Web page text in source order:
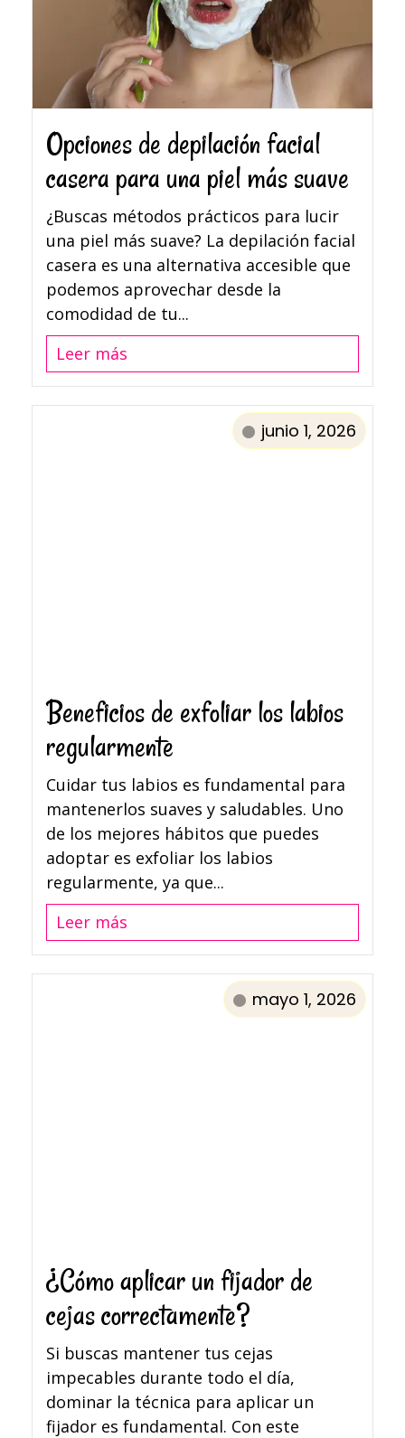
Opciones de depilación facial
casera para una piel más suave
¿Buscas métodos prácticos para lucir
una piel más suave? La depilación facial
casera es una alternativa accesible que
podemos aprovechar desde la
comodidad de tu...
Leer más
Beneficios de exfoliar los labios
regularmente
junio 1, 2026
Cuidar tus labios es fundamental para
mantenerlos suaves y saludables. Uno
de los mejores hábitos que puedes
adoptar es exfoliar los labios
regularmente, ya que...
Leer más
¿Cómo aplicar un fijador de
cejas correctamente?
mayo 1, 2026
Si buscas mantener tus cejas
impecables durante todo el día,
dominar la técnica para aplicar un
fijador es fundamental. Con este